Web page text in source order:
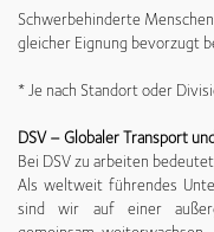
Schwerbehinderte
gleicher Eignung bevorzugt
* Je nach Standort oder
DSV – Globaler Transport
Bei DSV zu arbeiten
Als weltweit führendes
sind wir auf einer